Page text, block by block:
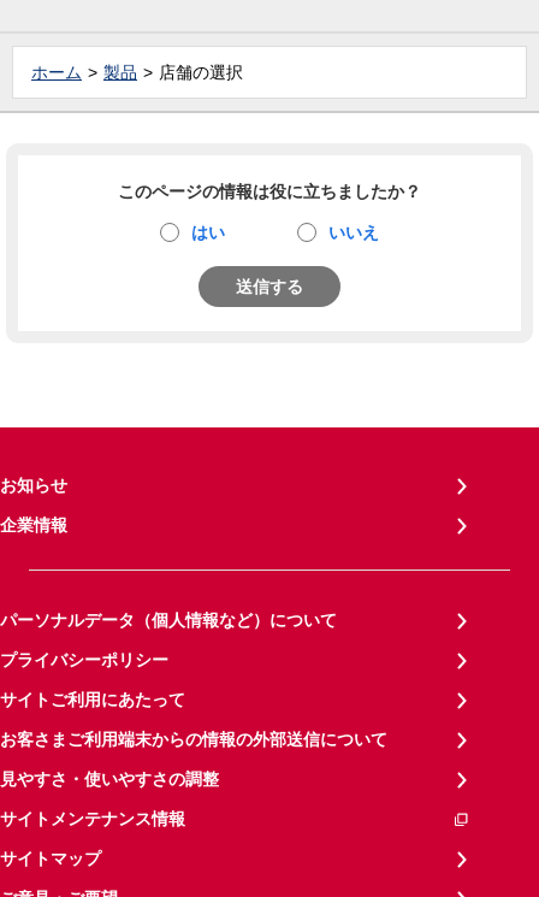
ホーム 製品 店舗の選択
このページの情報は役に立ちましたか？
はい いいえ
送信する
お知らせ
企業情報
パーソナルデータ（個人情報など）について
プライバシーポリシー
サイトご利用にあたって
お客さまご利用端末からの情報の外部送信について
見やすさ・使いやすさの調整
サイトメンテナンス情報
サイトマップ